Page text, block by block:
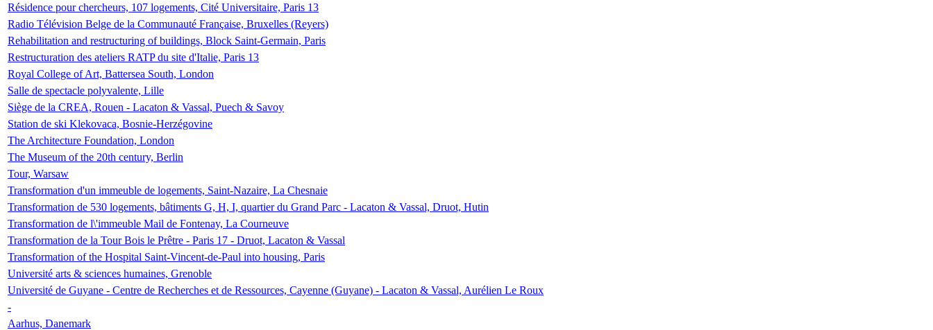
Résidence pour chercheurs, 107 logements, Cité Universitaire, Paris 13
Radio Télévision Belge de la Communauté Française, Bruxelles (Reyers)
Rehabilitation and restructuring of buildings, Block Saint-Germain, Paris
Restructuration des ateliers RATP du site d'Italie, Paris 13
Royal College of Art, Battersea South, London
Salle de spectacle polyvalente, Lille
Siège de la CREA, Rouen - Lacaton & Vassal, Puech & Savoy
Station de ski Klekovaca, Bosnie-Herzégovine
The Architecture Foundation, London
The Museum of the 20th century, Berlin
Tour, Warsaw
Transformation d'un immeuble de logements, Saint-Nazaire, La Chesnaie
Transformation de 530 logements, bâtiments G, H, I, quartier du Grand Parc - Lacaton & Vassal, Druot, Hutin
Transformation de l\'immeuble Mail de Fontenay, La Courneuve
Transformation de la Tour Bois le Prêtre - Paris 17 - Druot, Lacaton & Vassal
Transformation of the Hospital Saint-Vincent-de-Paul into housing, Paris
Université arts & sciences humaines, Grenoble
Université de Guyane - Centre de Recherches et de Ressources, Cayenne (Guyane) - Lacaton & Vassal, Aurélien Le Roux
-
Aarhus, Danemark